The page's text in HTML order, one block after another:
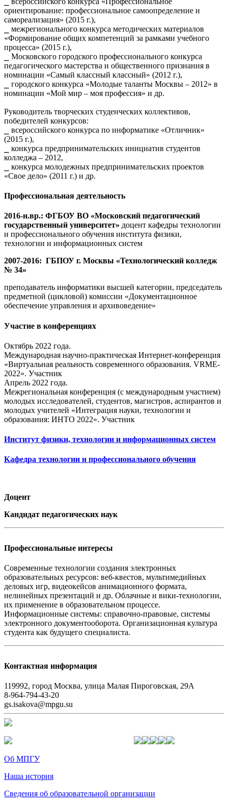
ориентирование: профессиональное самоопределение и
самореализация» (2015 г.),
⎯ межрегионального конкурса методических материалов
«Формирование общих компетенций за рамками учебного
процесса» (2015 г.),
⎯ Московского городского профессионального конкурса
педагогического мастерства и общественного признания в
номинации «Самый классный классный» (2012 г.),
⎯ городского конкурса «Молодые таланты Москвы – 2012» в
номинации «Мой мир – моя профессия» и др.
Руководитель творческих студенческих коллективов,
победителей конкурсов:
⎯ всероссийского конкурса по информатике «Отличник»
(2015 г.),
⎯ конкурса предпринимательских инициатив студентов
колледжа – 2012,
⎯ конкурса молодежных предпринимательских проектов
«Свое дело» (2011 г.) и др.
Профессиональная деятельность
2016-н.вр.: ФГБОУ ВО «Московский педагогический
государственный университет» доцент кафедры технологии
и профессионального обучения института физики,
технологии и информационных систем
2007-2016: ГБПОУ г. Москвы «Технологический колледж
№ 34»
преподаватель информатики высшей категории, председатель
предметной (цикловой) комиссии «Документационное
обеспечение управления и архивоведение»
Участие в конференциях
Октябрь 2022 года.
Международная научно-практическая Интернет-конференция
«Виртуальная реальность современного образования. VRME-
2022». Участник
Апрель 2022 года.
Межрегиональная конференция (с международным участием)
молодых исследователей, студентов, магистров, аспирантов и
молодых учителей «Интеграция науки, технологии и
образования: ИНТО 2022». Участник
Институт физики, технологии и информационных систем
Кафедра технологии и профессионального обучения
Доцент
Кандидат педагогических наук
Профессиональные интересы
Современные технологии создания электронных
образовательных ресурсов: веб-квестов, мультимедийных
деловых игр, видеокейсов анимационного формата,
нелинейных презентаций и др. Облачные и вики-технологии,
их применение в образовательном процессе.
Информационные системы: справочно-правовые, системы
электронного документооборота. Организационная культура
студента как будущего специалиста.
Контактная информация
119992, город Москва, улица Малая Пироговская, 29А
8-964-794-43-20
gs.isakova@mpgu.su
Об МПГУ
Наша история
Сведения об образовательной организации